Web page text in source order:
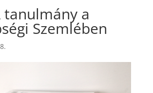
tanulmány a
Szemlében